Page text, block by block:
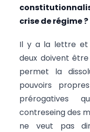
crise de régime ?
Il y a la lettre et
deux doivent être
permet la
pouvoirs
prérogatives
contreseing des
ne veut pas